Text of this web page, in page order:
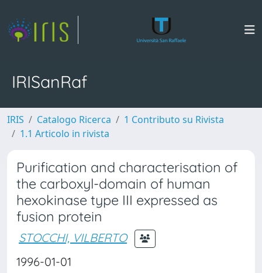
IRISanRaf
IRIS Catalogo Ricerca
1 Contributo su Rivista
1.1 Articolo in rivista
Purification and characterisation of
the carboxyl-domain of human
hexokinase type III expressed as
fusion protein
STOCCHI, VILBERTO
1996-01-01